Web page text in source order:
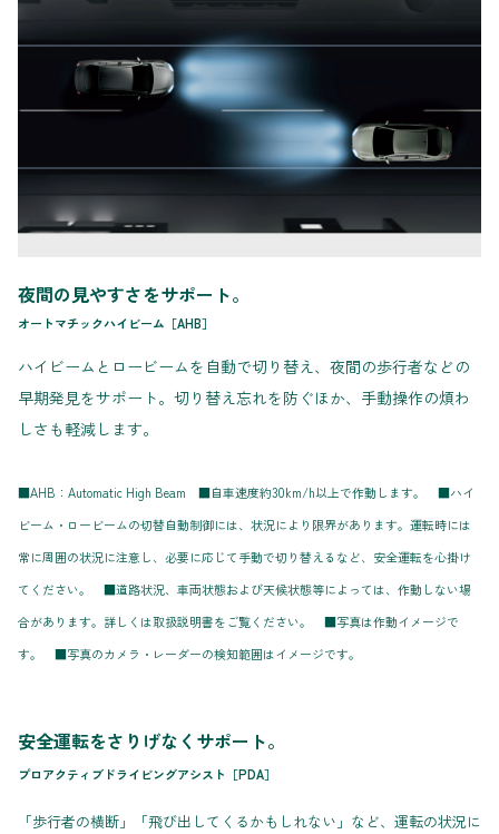
夜間の見やすさをサポート。
オートマチックハイビーム［AHB］
ハイビームとロービームを自動で切り替え、夜間の歩行者などの
早期発見をサポート。切り替え忘れを防ぐほか、手動操作の煩わ
しさも軽減します。
■AHB：Automatic High Beam ■自車速度約30km/h以上で作動します。 ■ハイ
ビーム・ロービームの切替自動制御には、状況により限界があります。運転時には
常に周囲の状況に注意し、必要に応じて手動で切り替えるなど、安全運転を心掛け
てください。 ■道路状況、車両状態および天候状態等によっては、作動しない場
合があります。詳しくは取扱説明書をご覧ください。 ■写真は作動イメージで
す。 ■写真のカメラ・レーダーの検知範囲はイメージです。
安全運転をさりげなくサポート。
プロアクティブドライビングアシスト［PDA］
「歩行者の横断」「飛び出してくるかもしれない」など、運転の状況に